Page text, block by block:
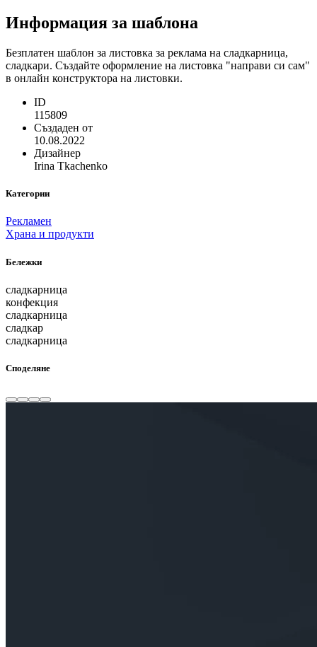
Информация за шаблона
Безплатен шаблон за листовка за реклама на сладкарница,
сладкари. Създайте оформление на листовка "направи си сам"
в онлайн конструктора на листовки.
ID
115809
Създаден от
10.08.2022
Дизайнер
Irina Tkachenko
Категории
Рекламен
Храна и продукти
Бележки
сладкарница
конфекция
сладкарница
сладкар
сладкарница
Споделяне